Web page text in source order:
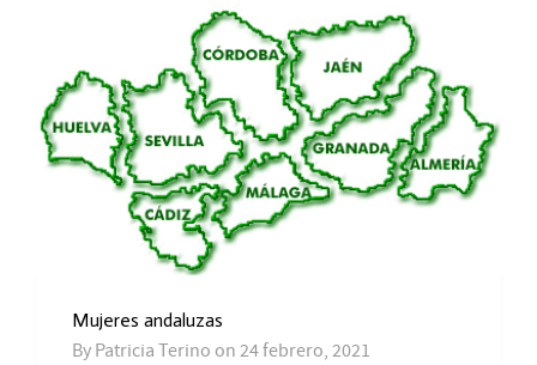
Mujeres andaluzas
By Patricia Terino on 24 febrero, 2021